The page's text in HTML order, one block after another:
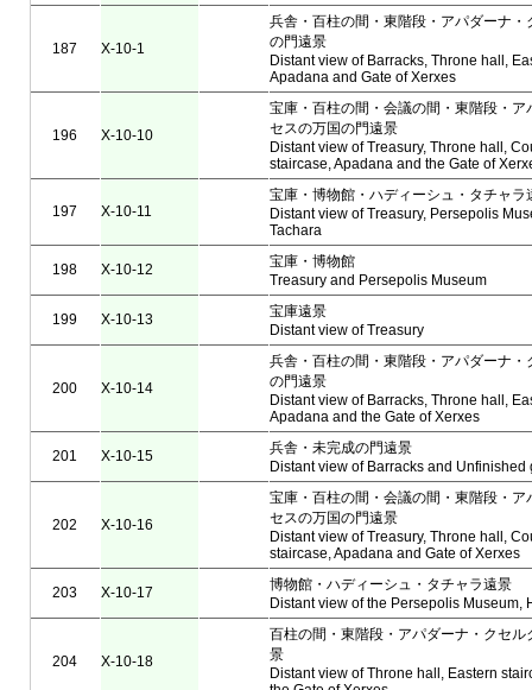
187 X-10-1
兵舎・百柱の間・東階段・アパダーナ・
の門遠景
Distant view of Barracks, Throne hall,
Apadana and Gate of Xerxes
196 X-10-10
宝庫・百柱の間・会議の間・東階段・ア
セスの万国の門遠景
Distant view of Treasury, Throne hall,
staircase, Apadana and the Gate of
197 X-10-11
宝庫・博物館・ハディーシュ・タチャ
Distant view of Treasury, Persepolis
Tachara
198 X-10-12
宝庫・博物館
Treasury and Persepolis Museum
199 X-10-13
宝庫遠景
Distant view of Treasury
200 X-10-14
兵舎・百柱の間・東階段・アパダーナ・
の門遠景
Distant view of Barracks, Throne hall,
Apadana and the Gate of Xerxes
201 X-10-15
兵舎・未完成の門遠景
Distant view of Barracks and Unfinished
202 X-10-16
宝庫・百柱の間・会議の間・東階段・ア
セスの万国の門遠景
Distant view of Treasury, Throne hall,
staircase, Apadana and Gate of Xerxes
203 X-10-17
博物館・ハディーシュ・タチャラ遠景
Distant view of the Persepolis Museum,
204 X-10-18
百柱の間・東階段・アパダーナ・クセル
景
Distant view of Throne hall, Eastern